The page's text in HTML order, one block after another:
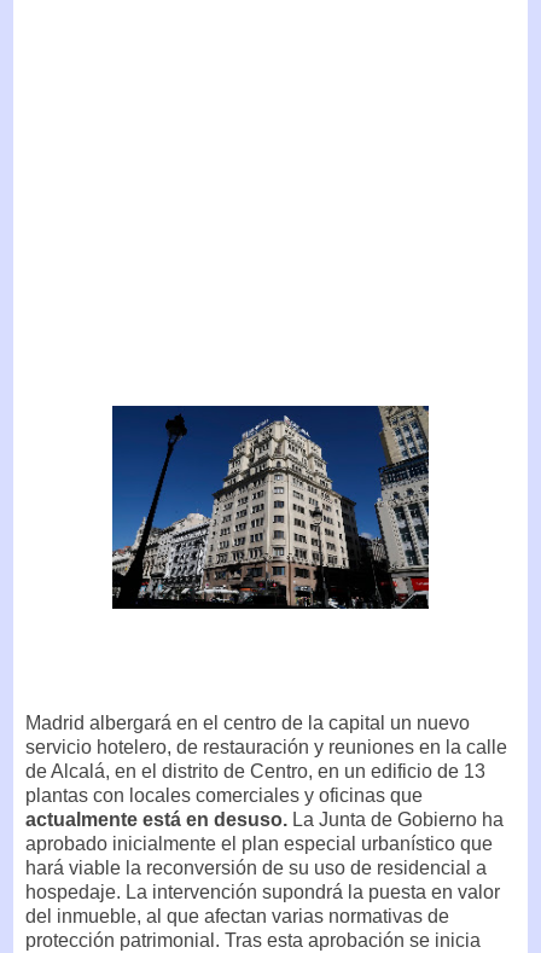
Madrid albergará en el centro de la capital un nuevo
servicio hotelero, de restauración y reuniones en la calle
de Alcalá, en el distrito de Centro, en un edificio de 13
plantas con locales comerciales y oficinas que
actualmente está en desuso. La Junta de Gobierno ha
aprobado inicialmente el plan especial urbanístico que
hará viable la reconversión de su uso de residencial a
hospedaje. La intervención supondrá la puesta en valor
del inmueble, al que afectan varias normativas de
protección patrimonial. Tras esta aprobación se inicia